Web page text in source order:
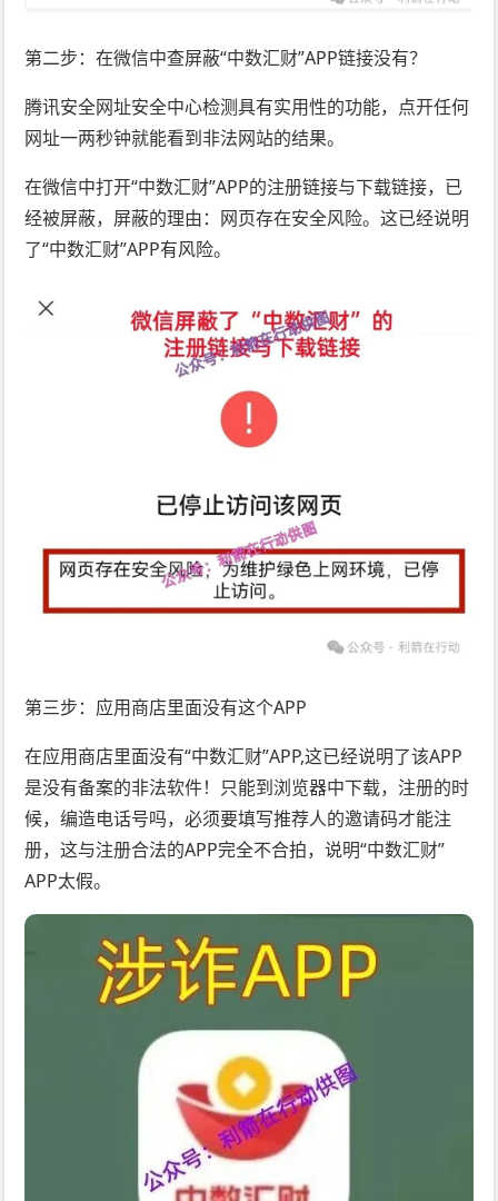
第二步：在微信中查屏蔽“中数汇财”APP链接没有？
腾讯安全网址安全中心检测具有实用性的功能，点开任何
网址一两秒钟就能看到非法网站的结果。
在微信中打开“中数汇财”APP的注册链接与下载链接，已
经被屏蔽，屏蔽的理由：网页存在安全风险。这已经说明
了“中数汇财”APP有风险。
第三步：应用商店里面没有这个APP
在应用商店里面没有“中数汇财”APP,这已经说明了该APP
是没有备案的非法软件！只能到浏览器中下载，注册的时
候，编造电话号吗，必须要填写推荐人的邀请码才能注
册，这与注册合法的APP完全不合拍，说明“中数汇财”
APP太假。